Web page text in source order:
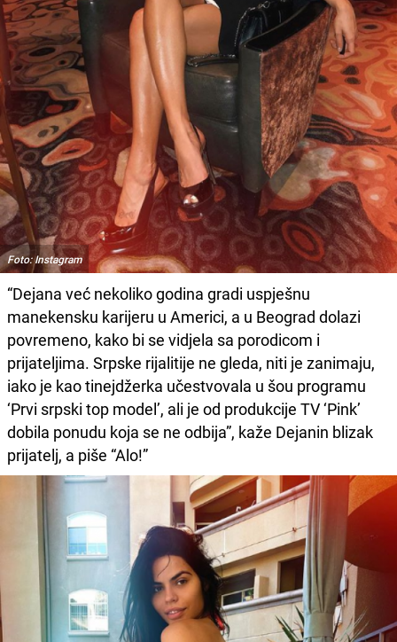
Foto: Instagram
“Dejana već nekoliko godina gradi uspješnu
manekensku karijeru u Americi, a u Beograd dolazi
povremeno, kako bi se vidjela sa porodicom i
prijateljima. Srpske rijalitije ne gleda, niti je zanimaju,
iako je kao tinejdžerka učestvovala u šou programu
‘Prvi srpski top model’, ali je od produkcije TV ‘Pink’
dobila ponudu koja se ne odbija”, kaže Dejanin blizak
prijatelj, a piše “Alo!”